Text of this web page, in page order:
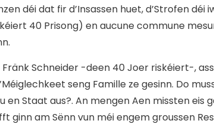
déi dat fir d’Insassen huet, d’Strofen déi
40 Prisong) en aucune commune
Schneider -deen 40 Joer riskéiert-,
seng Famille ze gesinn. Do
en Staat aus?. An mengen Aen missten eis
ginn am Sënn vun méi engem groussen